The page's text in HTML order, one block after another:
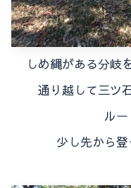
しめ縄がある分岐
通り越して三ツ
ル
少し先から